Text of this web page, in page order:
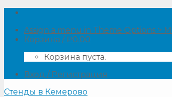
Skip
contentAssign a menu in Theme Options >
Корзина /₽0.00
Корзина пуста.
Вход / Регистрация
Стенды в Кемерово